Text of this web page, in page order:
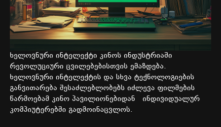
ხელოვნური ინტელექტი კინოს ინდუსტრიაში
რევოლუციური ცვილებებისთვის ემაზდება.
ხელოვნური ინტელექტის და სხვა ტექნოლოგიების
განვითარება შესაძლებლობებს იძლევა ფილმების
წარმოებამ კინო პავილიონებიდან ინდივიდუალურ
კომპიუტერებში გადმოინაცვლოს.